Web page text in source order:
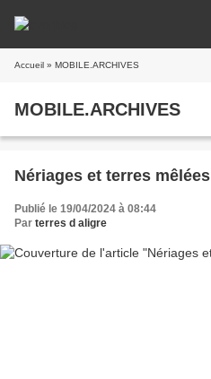
Accueil » MOBILE.ARCHIVES
MOBILE.ARCHIVES
Nériages et terres mêlées
Publié le 19/04/2024 à 08:44
Par terres d aligre